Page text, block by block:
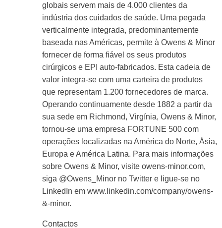
globais servem mais de 4.000 clientes da
indústria dos cuidados de saúde. Uma pegada
verticalmente integrada, predominantemente
baseada nas Américas, permite à Owens & Minor
fornecer de forma fiável os seus produtos
cirúrgicos e EPI auto-fabricados. Esta cadeia de
valor integra-se com uma carteira de produtos
que representam 1.200 fornecedores de marca.
Operando continuamente desde 1882 a partir da
sua sede em Richmond, Virgínia, Owens & Minor,
tornou-se uma empresa FORTUNE 500 com
operações localizadas na América do Norte, Ásia,
Europa e América Latina. Para mais informações
sobre Owens & Minor, visite owens-minor.com,
siga @Owens_Minor no Twitter e ligue-se no
LinkedIn em www.linkedin.com/company/owens-
&-minor.
Contactos